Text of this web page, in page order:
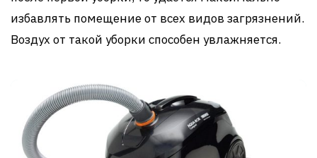
избавлять помещение от всех видов загрязнений.
Воздух от такой уборки способен увлажняется.